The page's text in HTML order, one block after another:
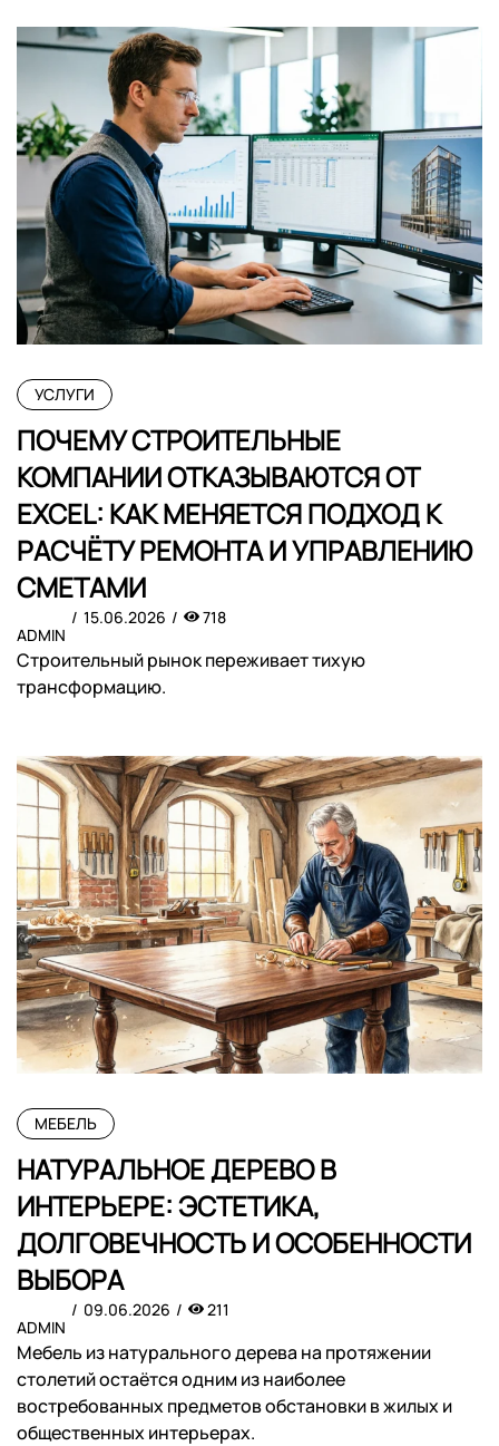
УСЛУГИ
ПОЧЕМУ СТРОИТЕЛЬНЫЕ
КОМПАНИИ ОТКАЗЫВАЮТСЯ ОТ
EXCEL: КАК МЕНЯЕТСЯ ПОДХОД К
РАСЧЁТУ РЕМОНТА И УПРАВЛЕНИЮ
СМЕТАМИ
ADMIN
15.06.2026 718
Строительный рынок переживает тихую
трансформацию.
МЕБЕЛЬ
НАТУРАЛЬНОЕ ДЕРЕВО В
ИНТЕРЬЕРЕ: ЭСТЕТИКА,
ДОЛГОВЕЧНОСТЬ И ОСОБЕННОСТИ
ВЫБОРА
ADMIN
09.06.2026 211
Мебель из натурального дерева на протяжении
столетий остаётся одним из наиболее
востребованных предметов обстановки в жилых и
общественных интерьерах.